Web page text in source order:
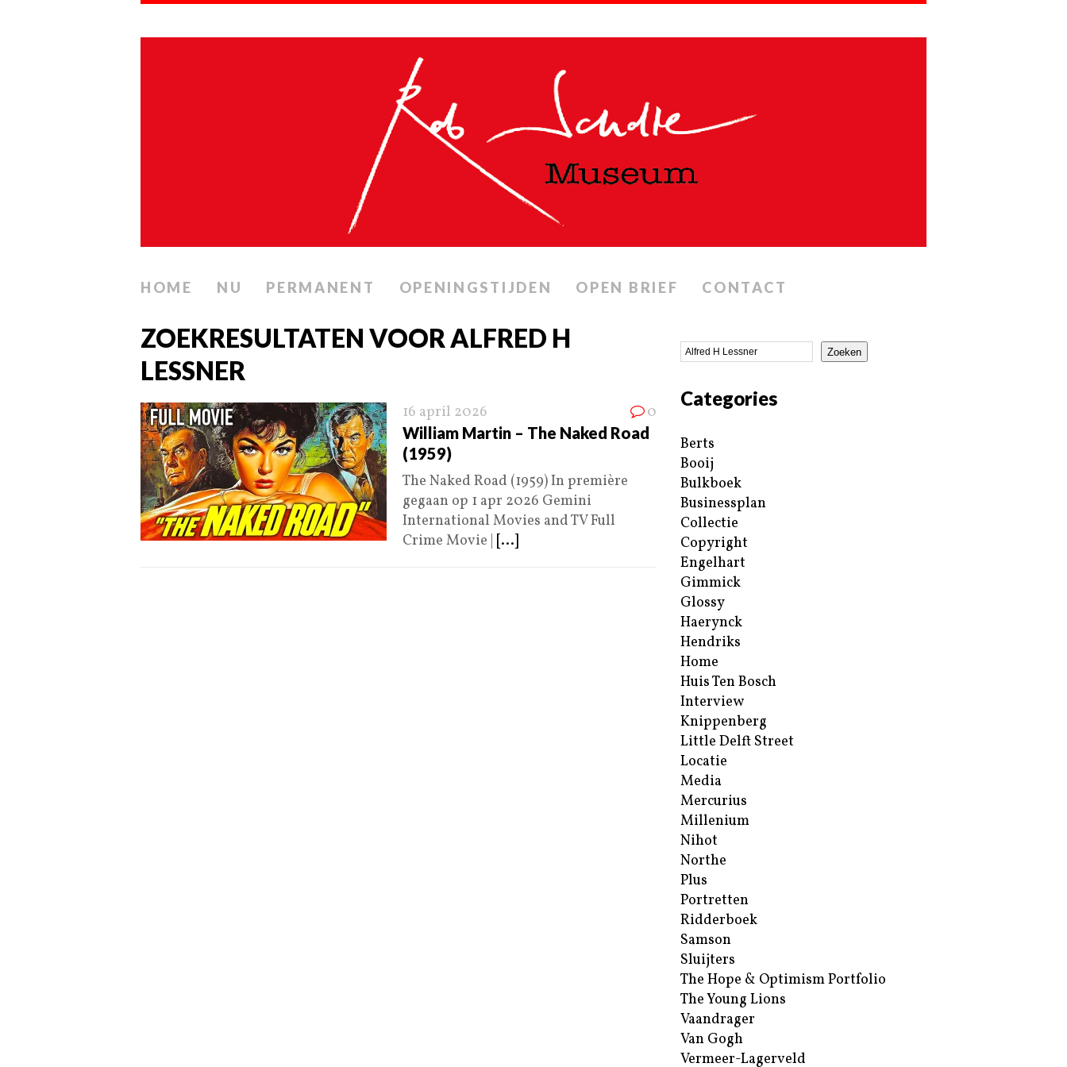
HOME NU PERMANENT OPENINGSTIJDEN OPEN BRIEF CONTACT
ZOEKRESULTATEN VOOR ALFRED H
LESSNER
16 april 2026 0
William Martin – The Naked Road
(1959)
The Naked Road (1959) In première
gegaan op 1 apr 2026 Gemini
International Movies and TV Full
Crime Movie | [...]
Zoeken
Categories
Berts
Booij
Bulkboek
Businessplan
Collectie
Copyright
Engelhart
Gimmick
Glossy
Haerynck
Hendriks
Home
Huis Ten Bosch
Interview
Knippenberg
Little Delft Street
Locatie
Media
Mercurius
Millenium
Nihot
Northe
Plus
Portretten
Ridderboek
Samson
Sluijters
The Hope & Optimism Portfolio
The Young Lions
Vaandrager
Van Gogh
Vermeer-Lagerveld